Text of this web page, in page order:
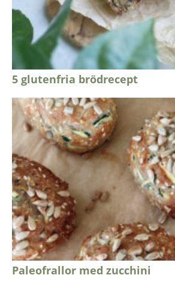
5 glutenfria brödrecept
Paleofrallor med zucchini